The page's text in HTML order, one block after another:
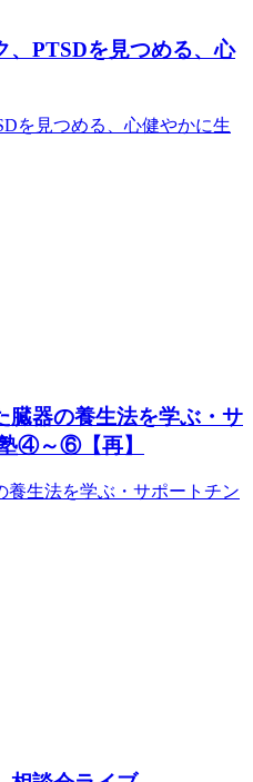
を見つめる、心健やかに生
養生法を学ぶ・サポートチン